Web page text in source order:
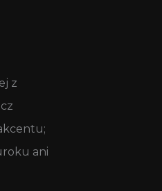
z
ani